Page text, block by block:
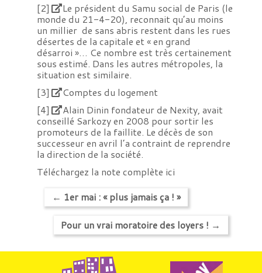
[2]
Le président du Samu social de Paris (le
monde du 21-4-20), reconnait qu’au moins
un millier de sans abris restent dans les rues
désertes de la capitale et « en grand
désarroi »… Ce nombre est très certainement
sous estimé. Dans les autres métropoles, la
situation est similaire.
[3]
Comptes du logement
[4]
Alain Dinin fondateur de Nexity, avait
conseillé Sarkozy en 2008 pour sortir les
promoteurs de la faillite. Le décès de son
successeur en avril l’a contraint de reprendre
la direction de la société.
Téléchargez la note complète ici
← 1er mai : « plus jamais ça ! »
Pour un vrai moratoire des loyers ! →